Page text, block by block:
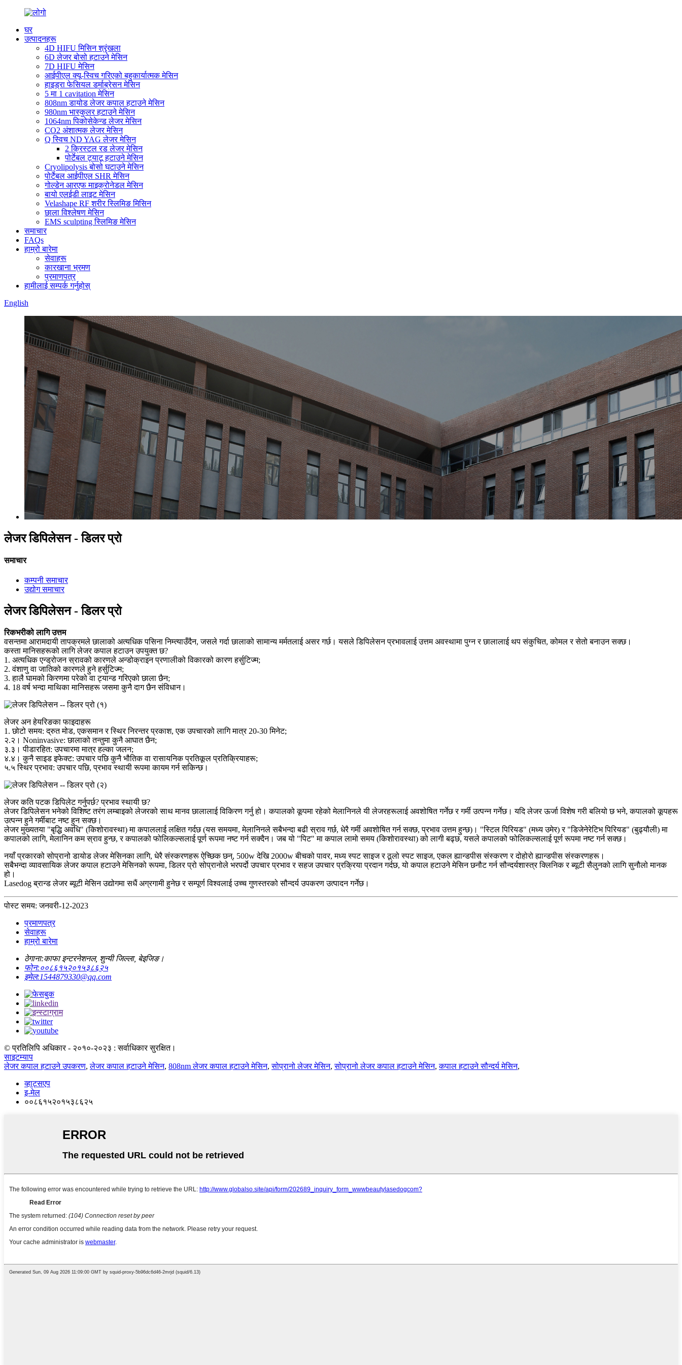
घर
उत्पादनहरू
4D HIFU मिसिन श्रृंखला
6D लेजर बोसो हटाउने मेसिन
7D HIFU मेसिन
आईपीएल क्यू-स्विच गरिएको बहुकार्यात्मक मेसिन
हाइड्रा फेसियल डर्माब्रेसन मेसिन
5 मा 1 cavitation मेसिन
808nm डायोड लेजर कपाल हटाउने मेसिन
980nm भास्कुलर हटाउने मेसिन
1064nm पिकोसेकेन्ड लेजर मेसिन
CO2 अंशात्मक लेजर मेसिन
Q स्विच ND YAG लेजर मेसिन
2 क्रिस्टल रड लेजर मेसिन
पोर्टेबल ट्याटू हटाउने मेसिन
Cryolipolysis बोसो घटाउने मेसिन
पोर्टेबल आईपीएल SHR मेसिन
गोल्डेन आरएफ माइक्रोनेडल मेसिन
बायो एलईडी लाइट मेसिन
Velashape RF शरीर स्लिमिङ मिसिन
छाला विश्लेषण मेसिन
EMS sculpting स्लिमिङ मेसिन
समाचार
FAQs
हाम्रो बारेमा
सेवाहरू
कारखाना भ्रमण
प्रमाणपत्र
हामीलाई सम्पर्क गर्नुहोस्
English
लेजर डिपिलेसन - डिलर प्रो
समाचार
कम्पनी समाचार
उद्योग समाचार
लेजर डिपिलेसन - डिलर प्रो
रिकभरीको लागि उत्तम
वसन्तमा आरामदायी तापक्रमले छालाको अत्यधिक पसिना निम्त्याउँदैन, जसले गर्दा छालाको सामान्य मर्मतलाई असर गर्छ। यसले डिपिलेसन प्रभावलाई उत्तम अवस्थामा पुग्न र छालालाई थप संकुचित, कोमल र सेतो बनाउन सक्छ।
कस्ता मानिसहरूको लागि लेजर कपाल हटाउन उपयुक्त छ?
1. अत्यधिक एन्ड्रोजन स्रावको कारणले अन्डोक्राइन प्रणालीको विकारको कारण हर्सुटिज्म;
2. वंशाणु वा जातिको कारणले हुने हर्सुटिज्म;
3. हालै घामको किरणमा परेको वा ट्यान्ड गरिएको छाला छैन;
4. 18 वर्ष भन्दा माथिका मानिसहरू जसमा कुनै दाग छैन संविधान।
लेजर अन हेयरिङका फाइदाहरू
1. छोटो समय: द्रुत मोड, एकसमान र स्थिर निरन्तर प्रकाश, एक उपचारको लागि मात्र 20-30 मिनेट;
२.२। Noninvasive: छालाको तन्तुमा कुनै आघात छैन;
३.३। पीडारहित: उपचारमा मात्र हल्का जलन;
४.४। कुनै साइड इफेक्ट: उपचार पछि कुनै भौतिक वा रासायनिक प्रतिकूल प्रतिक्रियाहरू;
५.५ स्थिर प्रभाव: उपचार पछि, प्रभाव स्थायी रूपमा कायम गर्न सकिन्छ।
लेजर कति पटक डिपिलेट गर्नुपर्छ? प्रभाव स्थायी छ?
लेजर डिपिलेसन भनेको विशिष्ट तरंग लम्बाइको लेजरको साथ मानव छालालाई विकिरण गर्नु हो। कपालको कूपमा रहेको मेलानिनले यी लेजरहरूलाई अवशोषित गर्नेछ र गर्मी उत्पन्न गर्नेछ। यदि लेजर ऊर्जा विशेष गरी बलियो छ भने, कपालको कूपहरू
उत्पन्न हुने गर्मीबाट नष्ट हुन सक्छ।
लेजर मुख्यतया "बृद्धि अवधि" (किशोरावस्था) मा कपाललाई लक्षित गर्दछ (यस समयमा, मेलानिनले सबैभन्दा बढी स्राव गर्छ, धेरै गर्मी अवशोषित गर्न सक्छ, प्रभाव उत्तम हुन्छ)। "स्टिल पिरियड" (मध्य उमेर) र "डिजेनेरेटिभ पिरियड" (बुढ्यौली) मा
कपालको लागि, मेलानिन कम स्राव हुन्छ, र कपालको फोलिकल्सलाई पूर्ण रूपमा नष्ट गर्न सक्दैन। जब यो "पिट" मा कपाल लामो समय (किशोरावस्था) को लागी बढ्छ, यसले कपालको फोलिकल्सलाई पूर्ण रूपमा नष्ट गर्न सक्छ।
नयाँ प्रकारको सोप्रानो डायोड लेजर मेसिनका लागि, धेरै संस्करणहरू ऐच्छिक छन्, 500w देखि 2000w बीचको पावर, मध्य स्पट साइज र ठूलो स्पट साइज, एकल ह्यान्डपीस संस्करण र दोहोरो ह्यान्डपीस संस्करणहरू।
सबैभन्दा व्यावसायिक लेजर कपाल हटाउने मेसिनको रूपमा, डिलर प्रो सोप्रानोले भरपर्दो उपचार प्रभाव र सहज उपचार प्रक्रिया प्रदान गर्दछ, यो कपाल हटाउने मेसिन छनौट गर्न सौन्दर्यशास्त्र क्लिनिक र ब्यूटी सैलुनको लागि सुनौलो मानक
हो।
Lasedog ब्रान्ड लेजर ब्यूटी मेसिन उद्योगमा सधैं अग्रगामी हुनेछ र सम्पूर्ण विश्वलाई उच्च गुणस्तरको सौन्दर्य उपकरण उत्पादन गर्नेछ।
पोस्ट समय: जनवरी-12-2023
प्रमाणपत्र
सेवाहरू
हाम्रो बारेमा
ठेगाना:काफा इन्टरनेशनल, शुन्यी जिल्ला, बेइजिङ।
फोन:००८६१५२०१५३८६२५
इमेल:1544879330@qq.com
© प्रतिलिपि अधिकार - २०१०-२०२३ : सर्वाधिकार सुरक्षित।
साइटम्याप
लेजर कपाल हटाउने उपकरण,लेजर कपाल हटाउने मेसिन, 808nm लेजर कपाल हटाउने मेसिन,सोप्रानो लेजर मेसिन,सोप्रानो लेजर कपाल हटाउने मेसिन,कपाल हटाउने सौन्दर्य मेसिन,
व्हाट्सएप
इ-मेल
००८६१५२०१५३८६२५